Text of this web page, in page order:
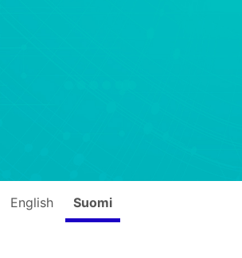
English Suomi